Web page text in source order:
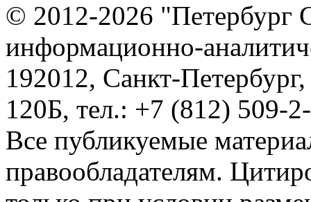
© 2012-2026 "Петербург
информационно-
192012, Санкт-
120Б, тел.: +7 (812) 509-
Все публикуемые
правообладателям.